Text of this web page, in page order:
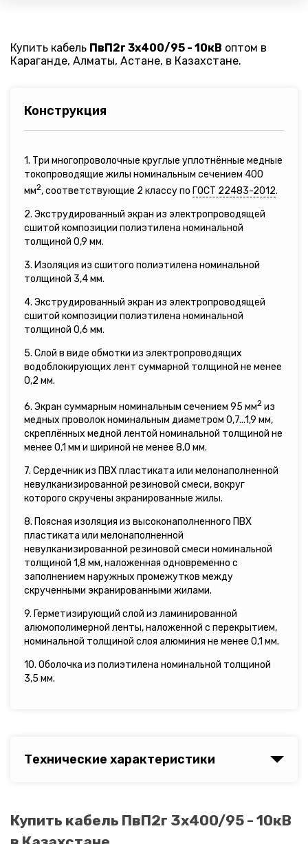
Купить кабель ПвП2г 3х400/95 - 10кВ оптом в
Караганде, Алматы, Астане, в Казахстане.
Конструкция
1. Три многопроволочные круглые уплотнённые медные
токопроводящие жилы номинальным сечением 400
мм2, соответствующие 2 классу по ГОСТ 22483-2012.
2. Экструдированный экран из электропроводящей
сшитой композиции полиэтилена номинальной
толщиной 0,9 мм.
3. Изоляция из сшитого полиэтилена номинальной
толщиной 3,4 мм.
4. Экструдированный экран из электропроводящей
сшитой композиции полиэтилена номинальной
толщиной 0,6 мм.
5. Слой в виде обмотки из электропроводящих
водоблокирующих лент суммарной толщиной не менее
0,2 мм.
6. Экран суммарным номинальным сечением 95 мм2 из
медных проволок номинальным диаметром 0,7...1,9 мм,
скреплённых медной лентой номинальной толщиной не
менее 0,1 мм и шириной не менее 8,0 мм.
7. Сердечник из ПВХ пластиката или мелонаполненной
невулканизированной резиновой смеси, вокруг
которого скручены экранированные жилы.
8. Поясная изоляция из высоконаполненного ПВХ
пластиката или мелонаполненной
невулканизированной резиновой смеси номинальной
толщиной 1,8 мм, наложенная одновременно с
заполнением наружных промежутков между
скрученными экранированными жилами.
9. Герметизирующий слой из ламинированной
алюмополимерной ленты, наложенной с перекрытием,
номинальной толщиной слоя алюминия не менее 0,1 мм.
10. Оболочка из полиэтилена номинальной толщиной
3,5 мм.
Технические характеристики
Купить кабель ПвП2г 3х400/95 - 10кВ